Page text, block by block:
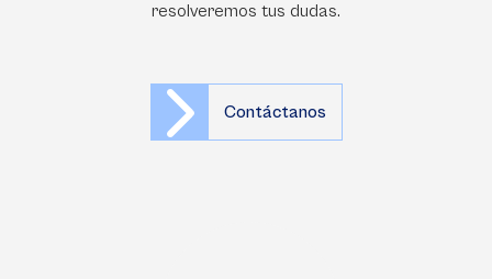
resolveremos tus dudas.
Contáctanos